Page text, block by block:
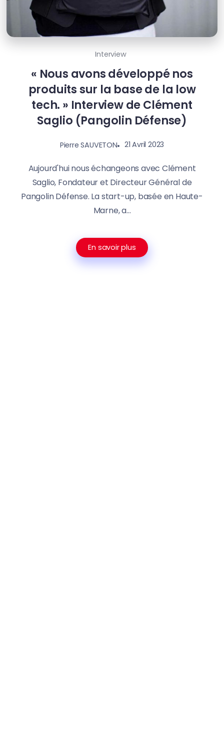
Interview
« Nous avons développé nos
produits sur la base de la low
tech. »​ Interview de Clément
Saglio (Pangolin Défense)
Pierre SAUVETON 21 Avril 2023
Aujourd'hui nous échangeons avec Clément
Saglio, Fondateur et Directeur Général de
Pangolin Défense. La start-up, basée en Haute-
Marne, a...
En savoir plus